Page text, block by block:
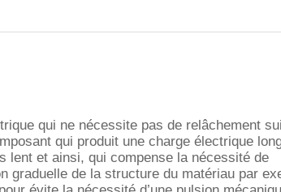
qui ne nécessite pas de relâchement
qui produit une charge électrique
lent et ainsi, qui compense la nécessité de
graduelle de la structure du matériau par